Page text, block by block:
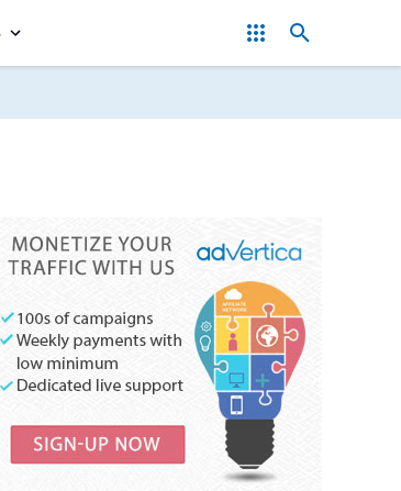
Danlanal Nias Dampingi Gubernur Sumut